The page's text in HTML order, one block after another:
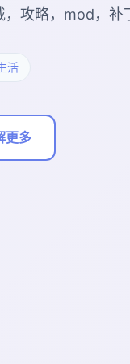
，攻略，mod，补
活
更多